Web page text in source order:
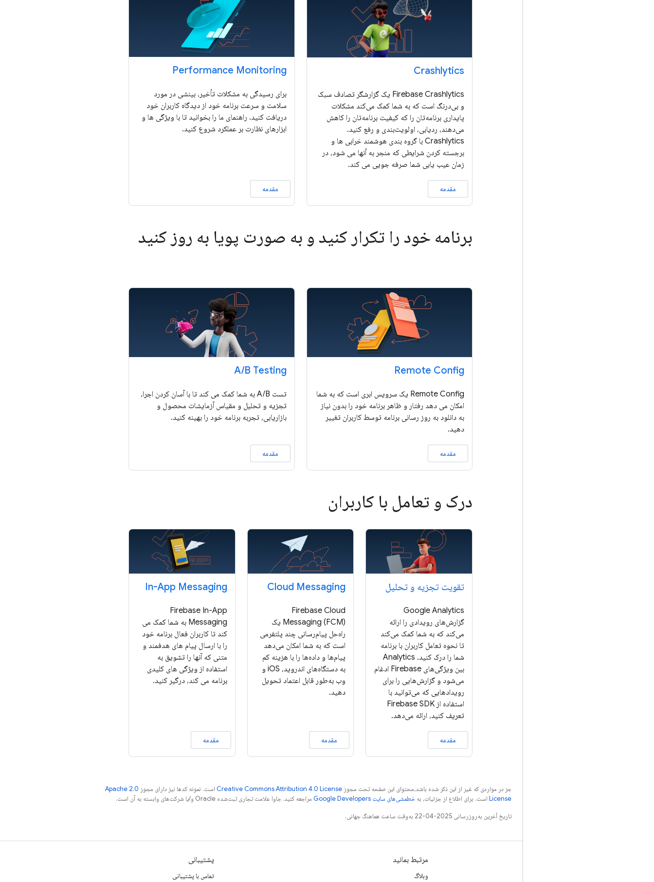
Crashlytics
Firebase Crashlytics یک گزارشگر تصادف سبک
و بی‌درنگ است که به شما کمک می‌کند مشکلات
پایداری برنامه‌تان را که کیفیت برنامه‌تان را کاهش
می‌دهند، ردیابی، اولویت‌بندی و رفع کنید.
Crashlytics با گروه بندی هوشمند خرابی ها و
برجسته کردن شرایطی که منجر به آنها می شود، در
زمان عیب یابی شما صرفه جویی می کند.
مقدمه
Performance Monitoring
برای رسیدگی به مشکلات تأخیر، بینشی در مورد
سلامت و سرعت برنامه خود از دیدگاه کاربران خود
دریافت کنید. راهنمای ما را بخوانید تا با ویژگی ها و
ابزارهای نظارت بر عملکرد شروع کنید.
مقدمه
برنامه خود را تکرار کنید و به صورت پویا به روز کنید
Remote Config
Remote Config یک سرویس ابری است که به شما
امکان می دهد رفتار و ظاهر برنامه خود را بدون نیاز
به دانلود به روز رسانی برنامه توسط کاربران تغییر
دهید.
مقدمه
A/B Testing
تست A/B به شما کمک می کند تا با آسان کردن اجرا،
تجزیه و تحلیل و مقیاس آزمایشات محصول و
بازاریابی، تجربه برنامه خود را بهینه کنید.
مقدمه
درک و تعامل با کاربران
تقویت تجزیه و تحلیل
Google Analytics
گزارش‌های رویدادی را ارائه
می‌کند که به شما کمک می‌کند
تا نحوه تعامل کاربران با برنامه
شما را درک کنید. Analytics
بین ویژگی‌های Firebase ادغام
می‌شود و گزارش‌هایی را برای
رویدادهایی که می‌توانید با
استفاده از Firebase SDK
تعریف کنید، ارائه می‌دهد.
مقدمه
Cloud Messaging
Firebase Cloud
Messaging (FCM) یک
راه‌حل پیام‌رسانی چند پلتفرمی
است که به شما امکان می‌دهد
پیام‌ها و داده‌ها را با هزینه کم
به دستگاه‌های اندروید، iOS و
وب به‌طور قابل اعتماد تحویل
دهید.
مقدمه
In-App Messaging
Firebase In-App
Messaging به شما کمک می
کند تا کاربران فعال برنامه خود
را با ارسال پیام های هدفمند و
متنی که آنها را تشویق به
استفاده از ویژگی های کلیدی
برنامه می کند، درگیر کنید.
مقدمه
جز در مواردی که غیر از این ذکر شده باشد،‌محتوای این صفحه تحت مجوز Creative Commons Attribution 4.0 License است. نمونه کدها نیز دارای مجوز Apache 2.0
License است. برای اطلاع از جزئیات، به خطمشی‌های سایت Google Developers‏ مراجعه کنید. جاوا علامت تجاری ثبت‌شده Oracle و/یا شرکت‌های وابسته به آن است.
تاریخ آخرین به‌روزرسانی 2025-04-22 به‌وقت ساعت هماهنگ جهانی.
مرتبط بمانید
وبلاگ
پشتیبانی
تماس با پشتیبانی